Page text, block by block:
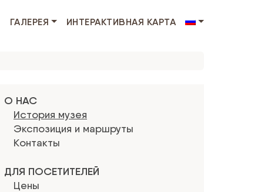
ГАЛЕРЕЯ ИНТЕРАКТИВНАЯ КАРТА
О НАС
История музея
Экспозиция и маршруты
Kонтакты
ДЛЯ ПОСЕТИТЕЛЕЙ
Цены